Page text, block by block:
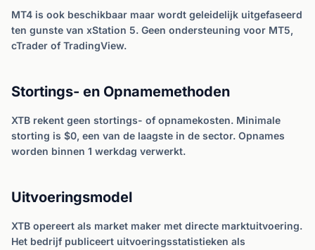
MT4 is ook beschikbaar maar wordt geleidelijk uitgefaseerd
ten gunste van xStation 5. Geen ondersteuning voor MT5,
cTrader of TradingView.
Stortings- en Opnamemethoden
XTB rekent geen stortings- of opnamekosten. Minimale
storting is $0, een van de laagste in de sector. Opnames
worden binnen 1 werkdag verwerkt.
Uitvoeringsmodel
XTB opereert als market maker met directe marktuitvoering.
Het bedrijf publiceert uitvoeringsstatistieken als